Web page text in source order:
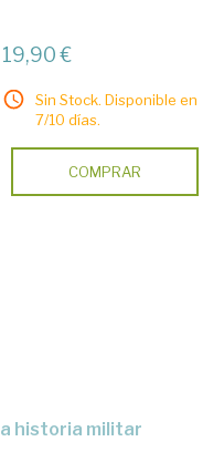
19,90 €
Sin Stock. Disponible en
7/10 días.
COMPRAR
historia militar